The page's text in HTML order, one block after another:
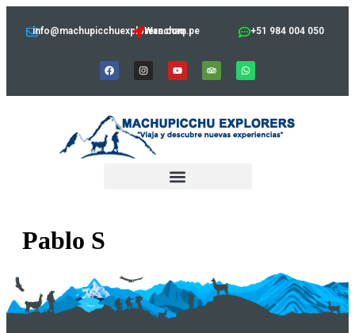
info@machupicchuexplorers.com.pe
Wanchaq +51 984 004 050
Pablo S